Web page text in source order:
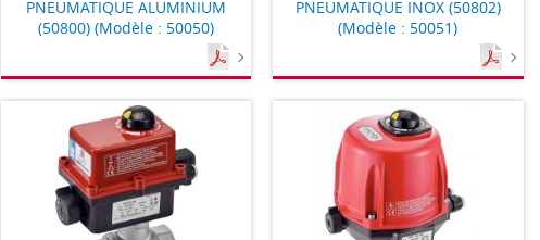
PNEUMATIQUE ALUMINIUM
(50800) (Modèle : 50050)
PNEUMATIQUE INOX (50802)
(Modèle : 50051)